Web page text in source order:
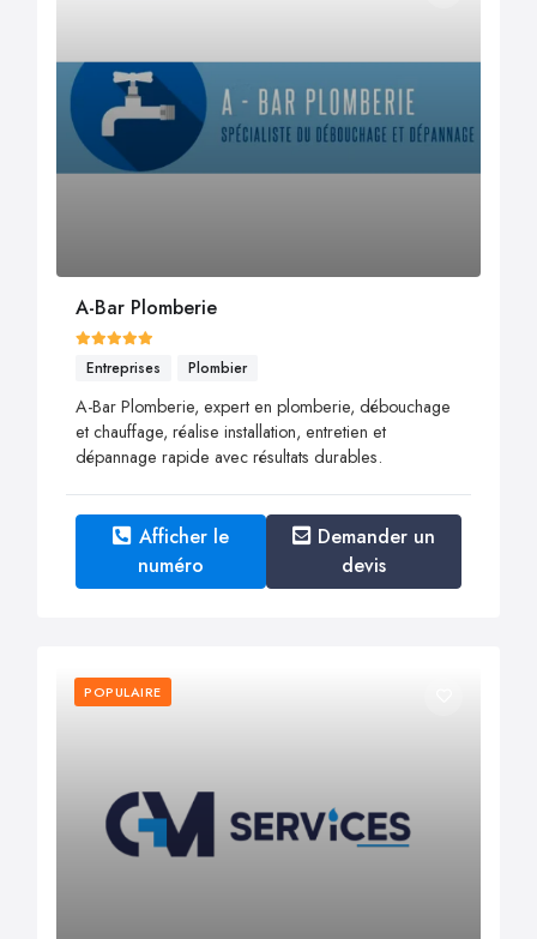
A-Bar Plomberie
Entreprises Plombier
A-Bar Plomberie, expert en plomberie, débouchage
et chauffage, réalise installation, entretien et
dépannage rapide avec résultats durables.
Afficher le
numéro
Demander un
devis
POPULAIRE